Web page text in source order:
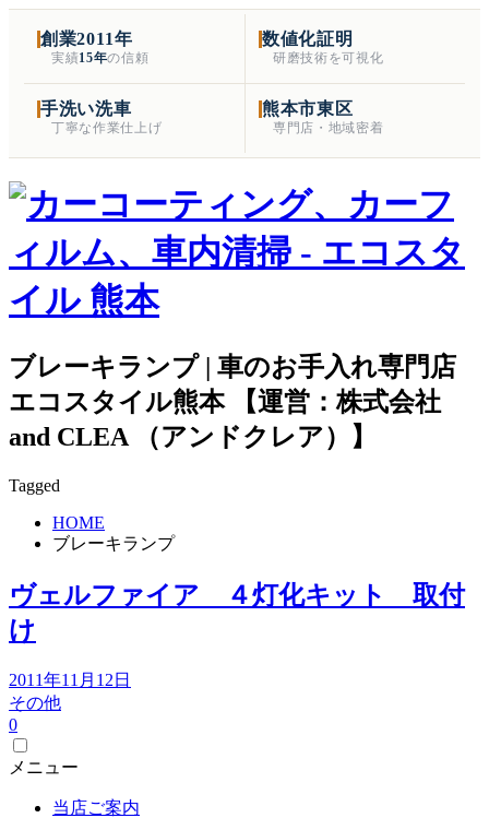
創業2011年
実績15年の信頼
数値化証明
研磨技術を可視化
手洗い洗車
丁寧な作業仕上げ
熊本市東区
専門店・地域密着
ブレーキランプ | 車のお手入れ専門店
エコスタイル熊本 【運営：株式会社
and CLEA （アンドクレア）】
Tagged
HOME
ブレーキランプ
ヴェルファイア ４灯化キット 取付
け
2011年11月12日
その他
0
メニュー
当店ご案内